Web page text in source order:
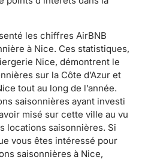
les chiffres AirBNB
à Nice. Ces statistiques,
Nice, démontrent le
sur la Côte d’Azur et
tout au long de l’année.
saisonnières ayant investi
misé sur cette ville au vu
locations saisonnières. Si
vous êtes intéressé pour
saisonnières à Nice,